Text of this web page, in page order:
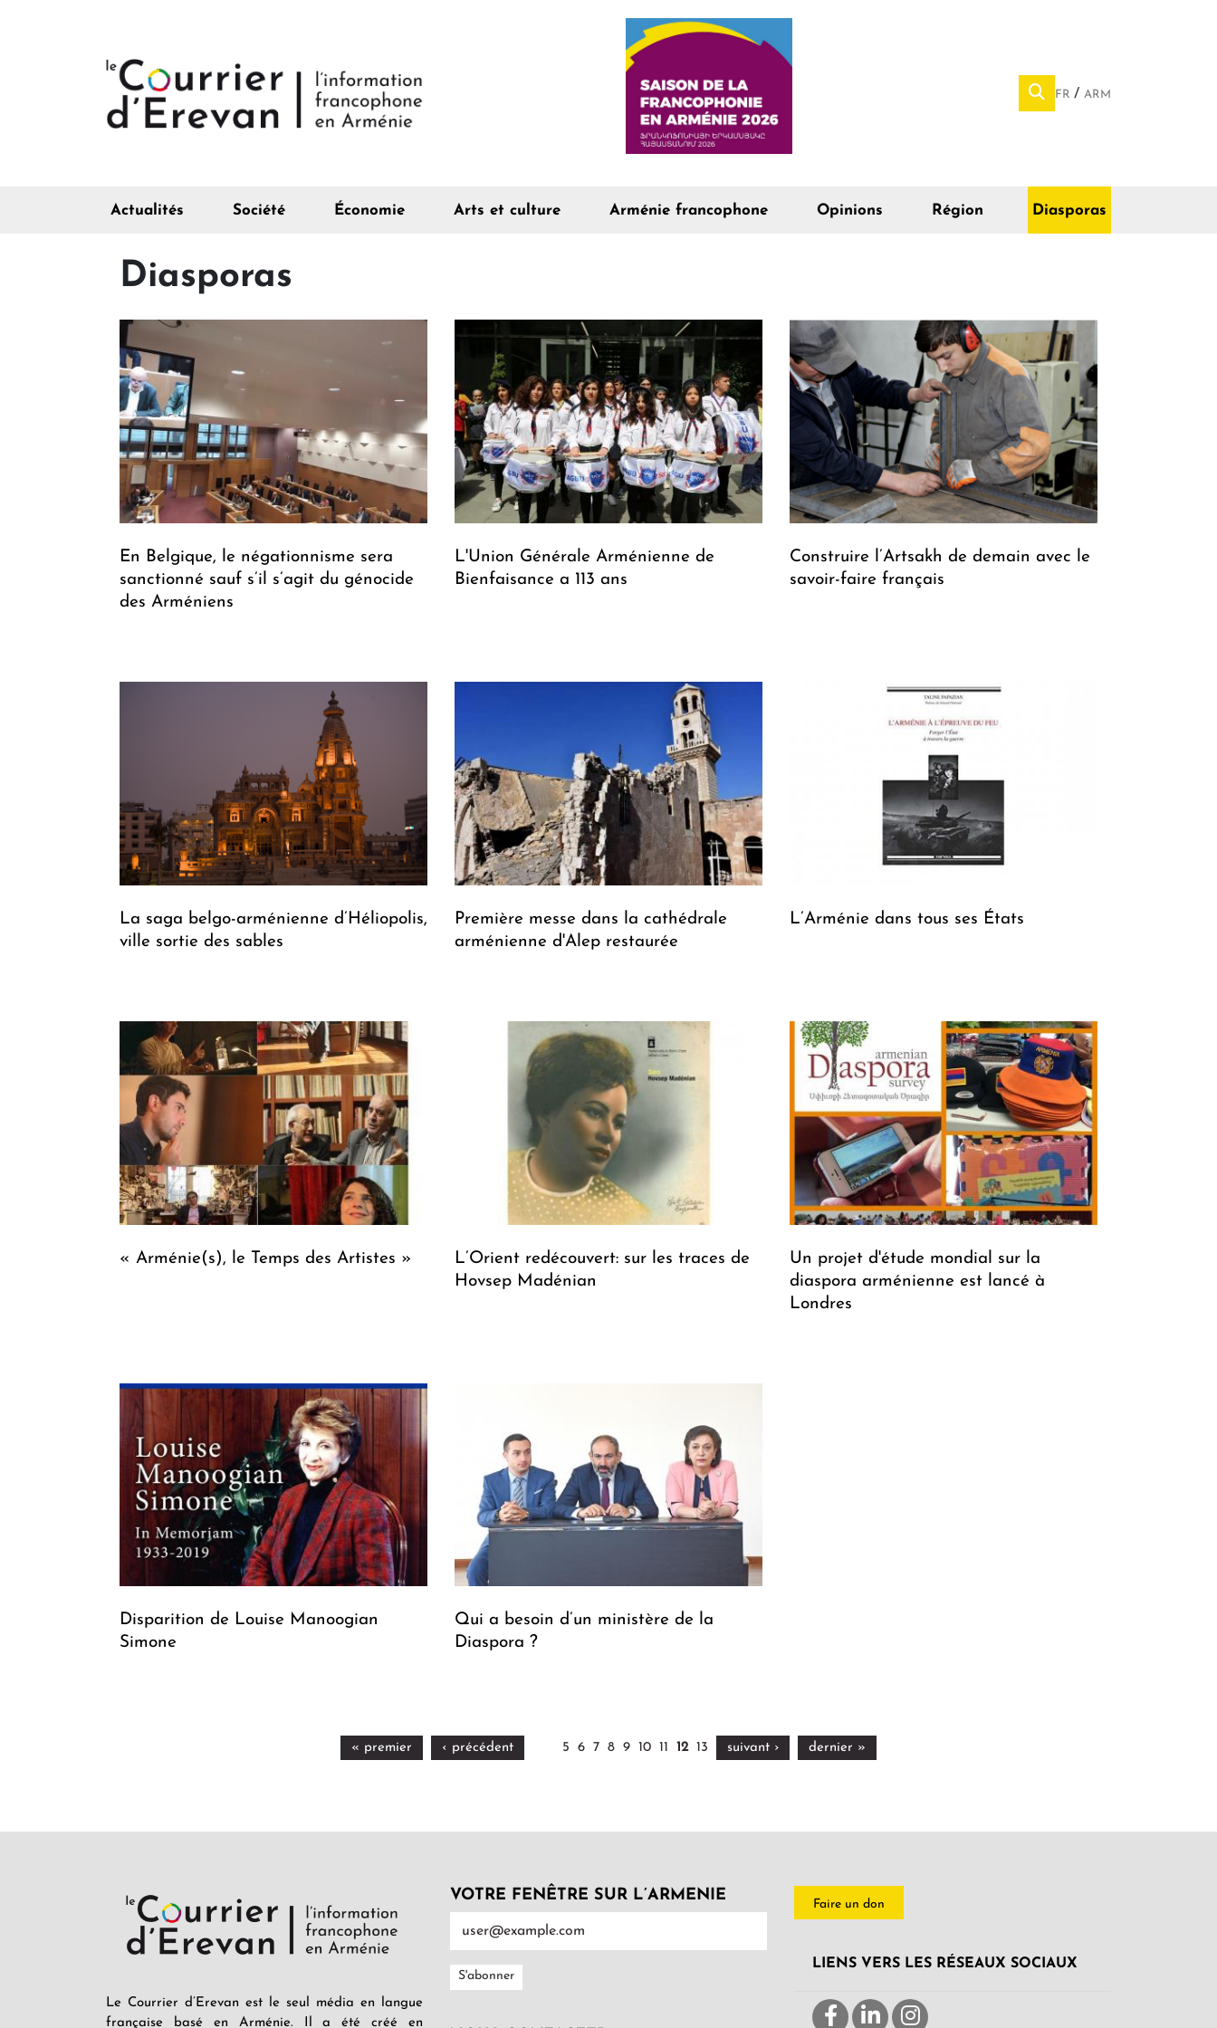
FR ARM
Actualités Société Économie Arts et culture Arménie francophone Opinions Région Diasporas
Diasporas
En Belgique, le négationnisme sera
sanctionné sauf s’il s’agit du génocide
des Arméniens
L'Union Générale Arménienne de
Bienfaisance a 113 ans
Construire l’Artsakh de demain avec le
savoir-faire français
La saga belgo-arménienne d’Héliopolis,
ville sortie des sables
Première messe dans la cathédrale
arménienne d'Alep restaurée
L’Arménie dans tous ses États
« Arménie(s), le Temps des Artistes »
L’Orient redécouvert: sur les traces de
Hovsep Madénian
Un projet d'étude mondial sur la
diaspora arménienne est lancé à
Londres
Disparition de Louise Manoogian
Simone
Qui a besoin d’un ministère de la
Diaspora ?
« premier ‹ précédent 5 6 7 8 9 10 11 12 13 suivant › dernier »
Le Courrier d’Erevan est le seul média en langue
française basé en Arménie. Il a été créé en
VOTRE FENÊTRE SUR L’ARMENIE
Faire un don
LIENS VERS LES RÉSEAUX SOCIAUX